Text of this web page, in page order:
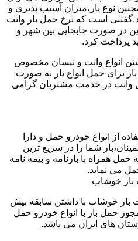
نوع بار،میزان آسیب پذیری و
است که نرخ حمل بار وانت
در صورت جابجایی بین شهر و
پرداخت کرد.
انواع وانت و نیسان مخصوص
برای حمل انواع بار به صورت
وانت در خدمت مشتریان گرامی
از انواع خودرو حمل و دارا
شما را در سریع ترین
همراه با بارنامه و بیمه نامه
می نماید.
بار خوشاب
بار خوشاب با داشتن سابقه بیش
مجوز حمل بار با انواع خودرو حمل
های ایران می باشد.